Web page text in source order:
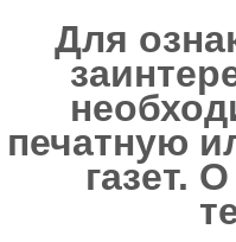
Для
печатную
газет.